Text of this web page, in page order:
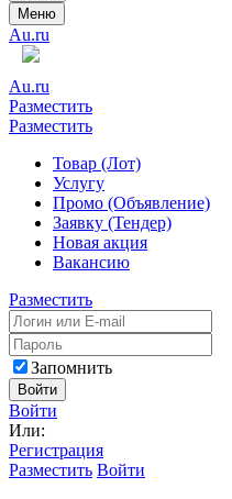
Меню
Au.ru
Au.ru
Разместить
Разместить
Товар (Лот)
Услугу
Промо (Объявление)
Заявку (Тендер)
Новая акция
Вакансию
Разместить
Запомнить
Войти
Войти
Или:
Регистрация
Разместить Войти